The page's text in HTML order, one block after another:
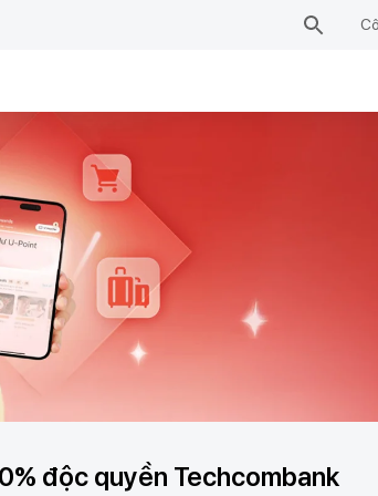
độc quyền Techcombank